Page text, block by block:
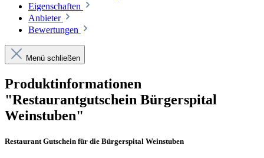
Eigenschaften
Anbieter
Bewertungen
Menü schließen
Produktinformationen
"Restaurantgutschein Bürgerspital
Weinstuben"
Restaurant Gutschein für die Bürgerspital Weinstuben